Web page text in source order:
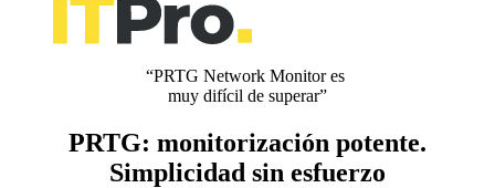
“PRTG Network Monitor es
muy difícil de superar”
PRTG: monitorización potente.
Simplicidad sin esfuerzo